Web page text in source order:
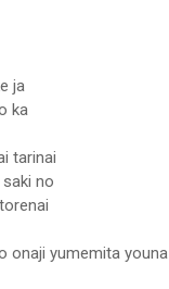
ja
ka
tarinai
no
onaji yumemita youna